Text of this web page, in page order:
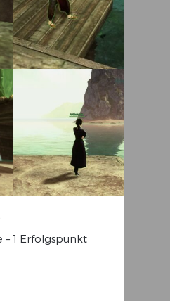
– 1 Erfolgspunkt